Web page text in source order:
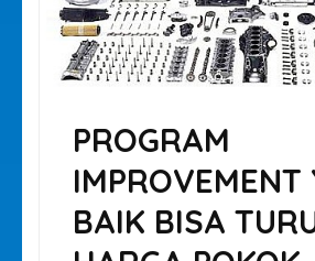
PROGRAM
IMPROVEMENT
BAIK BISA